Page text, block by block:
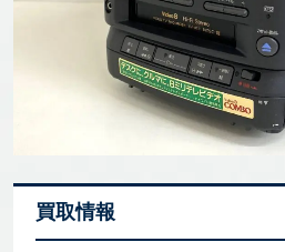
買取情報